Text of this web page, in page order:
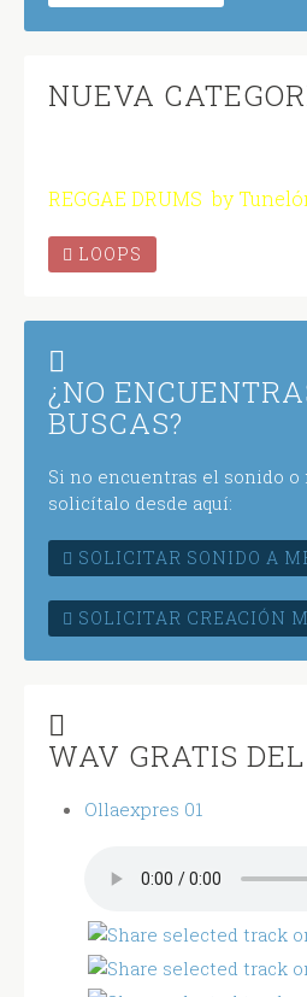
NUEVA
REGGAE DRUMS by
LOOPS
¿NO
BUSCAS?
Si no encuentras el sonido o
solicítalo desde aquí:
SOLICITAR SONIDO A
SOLICITAR CREACIÓN
WAV GRATIS
Ollaexpres 01